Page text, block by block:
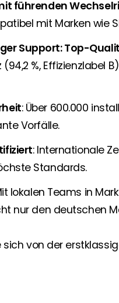
führenden
mit Marken wie
Support: Top-
%, Effizienzlabel
: Über 600.000
Vorfälle.
: Internationale
Standards.
lokalen Teams in
nur den deutschen
sich von der